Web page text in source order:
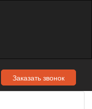
Заказать звонок